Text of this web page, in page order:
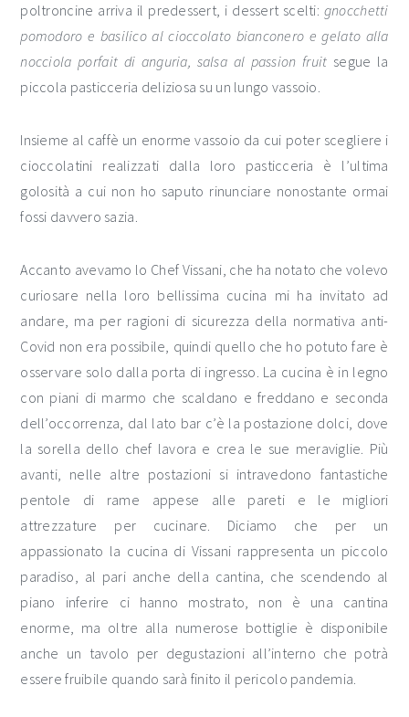
poltroncine arriva il predessert, i dessert scelti: gnocchetti
pomodoro e basilico al cioccolato bianconero e gelato alla
nocciola porfait di anguria, salsa al passion fruit segue la
piccola pasticceria deliziosa su un lungo vassoio.
Insieme al caffè un enorme vassoio da cui poter scegliere i
cioccolatini realizzati dalla loro pasticceria è l’ultima
golosità a cui non ho saputo rinunciare nonostante ormai
fossi davvero sazia.
Accanto avevamo lo Chef Vissani, che ha notato che volevo
curiosare nella loro bellissima cucina mi ha invitato ad
andare, ma per ragioni di sicurezza della normativa anti-
Covid non era possibile, quindi quello che ho potuto fare è
osservare solo dalla porta di ingresso. La cucina è in legno
con piani di marmo che scaldano e freddano e seconda
dell’occorrenza, dal lato bar c’è la postazione dolci, dove
la sorella dello chef lavora e crea le sue meraviglie. Più
avanti, nelle altre postazioni si intravedono fantastiche
pentole di rame appese alle pareti e le migliori
attrezzature per cucinare. Diciamo che per un
appassionato la cucina di Vissani rappresenta un piccolo
paradiso, al pari anche della cantina, che scendendo al
piano inferire ci hanno mostrato, non è una cantina
enorme, ma oltre alla numerose bottiglie è disponibile
anche un tavolo per degustazioni all’interno che potrà
essere fruibile quando sarà finito il pericolo pandemia.